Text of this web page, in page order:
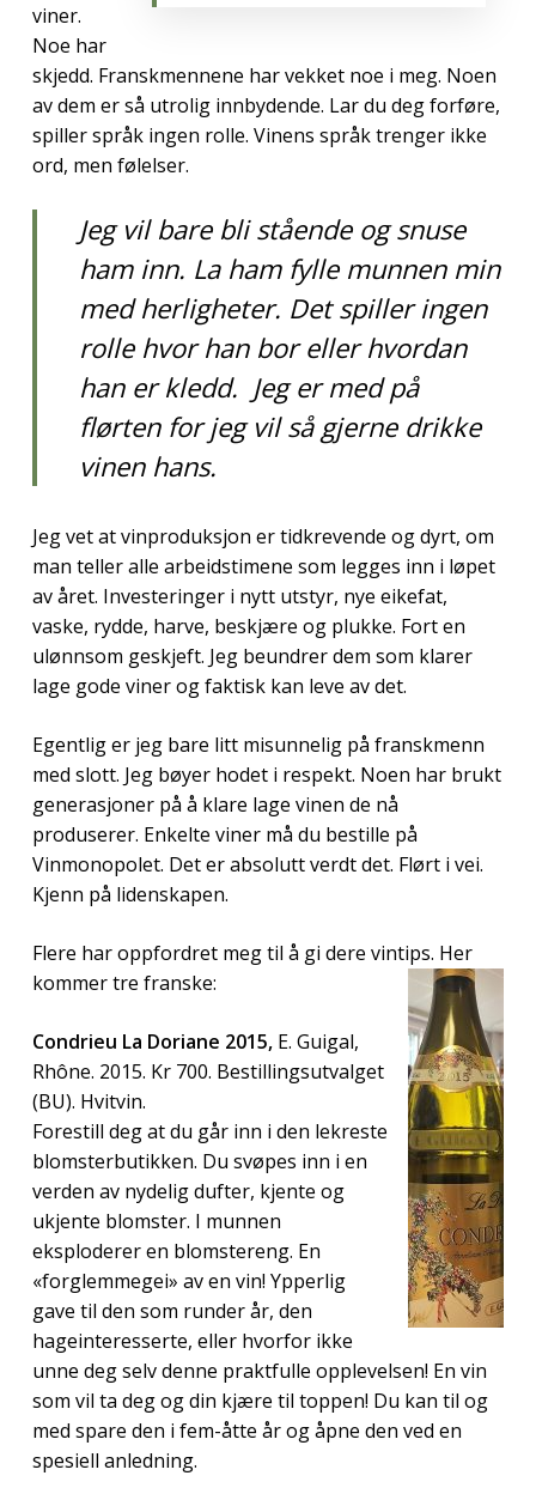
viner.
Noe har
skjedd. Franskmennene har vekket noe i meg. Noen
av dem er så utrolig innbydende. Lar du deg forføre,
spiller språk ingen rolle. Vinens språk trenger ikke
ord, men følelser.
Jeg vil bare bli stående og snuse
ham inn. La ham fylle munnen min
med herligheter. Det spiller ingen
rolle hvor han bor eller hvordan
han er kledd. Jeg er med på
flørten for jeg vil så gjerne drikke
vinen hans.
Jeg vet at vinproduksjon er tidkrevende og dyrt, om
man teller alle arbeidstimene som legges inn i løpet
av året. Investeringer i nytt utstyr, nye eikefat,
vaske, rydde, harve, beskjære og plukke. Fort en
ulønnsom geskjeft. Jeg beundrer dem som klarer
lage gode viner og faktisk kan leve av det.
Egentlig er jeg bare litt misunnelig på franskmenn
med slott. Jeg bøyer hodet i respekt. Noen har brukt
generasjoner på å klare lage vinen de nå
produserer. Enkelte viner må du bestille på
Vinmonopolet. Det er absolutt verdt det. Flørt i vei.
Kjenn på lidenskapen.
Flere har oppfordret meg til å gi dere vintips. Her
kommer tre franske:
Condrieu La Doriane 2015, E. Guigal,
Rhône. 2015. Kr 700. Bestillingsutvalget
(BU). Hvitvin.
Forestill deg at du går inn i den lekreste
blomsterbutikken. Du svøpes inn i en
verden av nydelig dufter, kjente og
ukjente blomster. I munnen
eksploderer en blomstereng. En
«forglemmegei» av en vin! Ypperlig
gave til den som runder år, den
hageinteresserte, eller hvorfor ikke
unne deg selv denne praktfulle opplevelsen! En vin
som vil ta deg og din kjære til toppen! Du kan til og
med spare den i fem-åtte år og åpne den ved en
spesiell anledning.